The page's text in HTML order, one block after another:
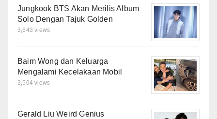
Jungkook BTS Akan Merilis Album
Solo Dengan Tajuk Golden
3,643 views
Baim Wong dan Keluarga
Mengalami Kecelakaan Mobil
3,504 views
Gerald Liu Weird Genius